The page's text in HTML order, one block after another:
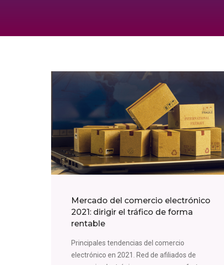
Mercado del comercio electrónico
2021: dirigir el tráfico de forma
rentable
Principales tendencias del comercio
electrónico en 2021. Red de afiliados de